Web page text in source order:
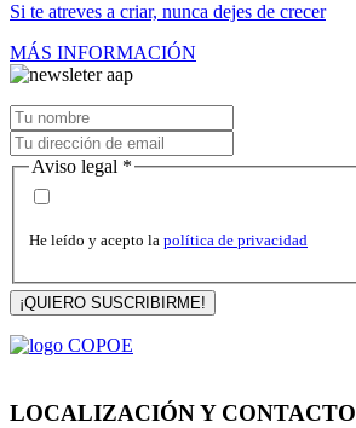
Si te atreves a criar, nunca dejes de crecer
MÁS INFORMACIÓN
Aviso legal *
He leído y acepto la política de privacidad
¡QUIERO SUSCRIBIRME!
LOCALIZACIÓN Y CONTACTO